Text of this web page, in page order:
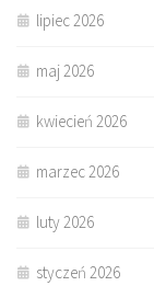
lipiec 2026
maj 2026
kwiecień 2026
marzec 2026
luty 2026
styczeń 2026